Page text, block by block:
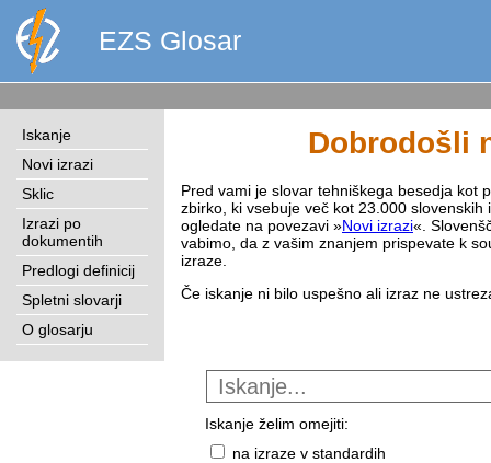
EZS Glosar
Iskanje
Novi izrazi
Sklic
Izrazi po
dokumentih
Predlogi definicij
Spletni slovarji
O glosarju
Dobrodošli
Pred vami je slovar tehniškega besedja kot
zbirko, ki vsebuje več kot 23.000
ogledate na povezavi »Novi izrazi«.
vabimo, da z vašim znanjem prispevate k
izraze.
Če iskanje ni bilo uspešno ali izraz ne
Iskanje želim omejiti:
na izraze v standardih